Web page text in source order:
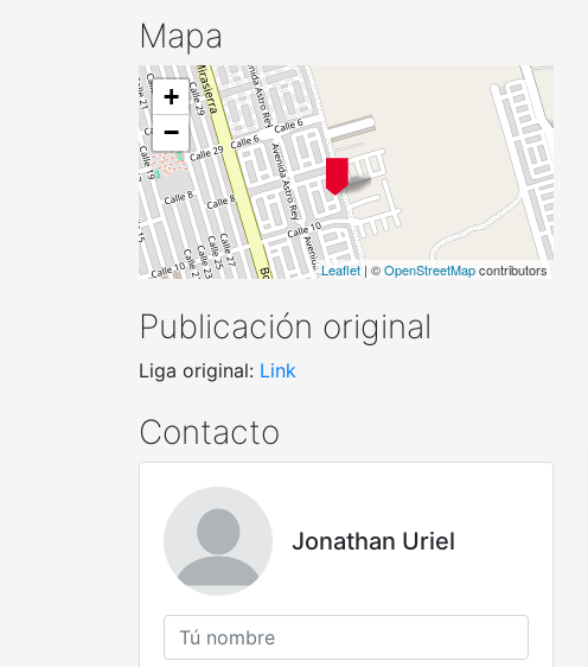
Mapa
+
−
Leaflet | ©OpenStreetMapcontributors
Publicación original
Liga original: Link
Contacto
Jonathan Uriel